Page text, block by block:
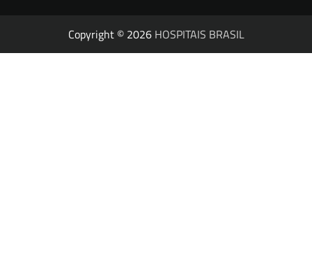
Copyright © 2026 HOSPITAIS BRASIL